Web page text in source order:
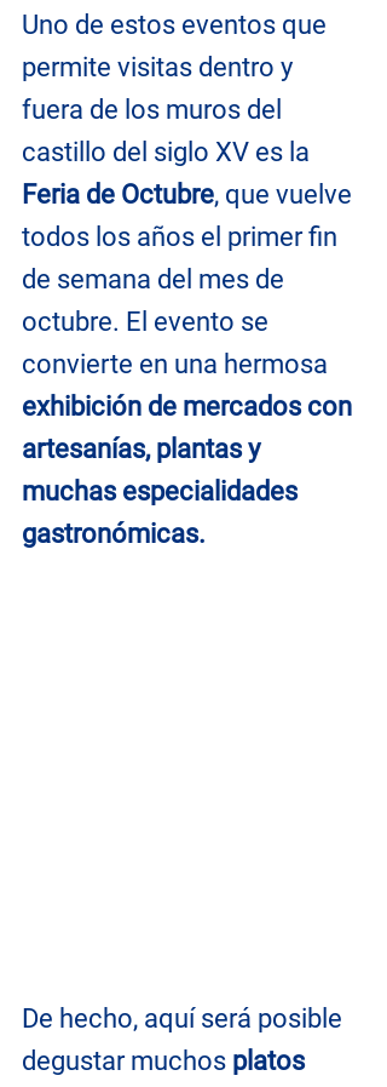
Uno de estos eventos que
permite visitas dentro y
fuera de los muros del
castillo del siglo XV es la
Feria de Octubre, que vuelve
todos los años el primer fin
de semana del mes de
octubre. El evento se
convierte en una hermosa
exhibición de mercados con
artesanías, plantas y
muchas especialidades
gastronómicas.
De hecho, aquí será posible
degustar muchos platos